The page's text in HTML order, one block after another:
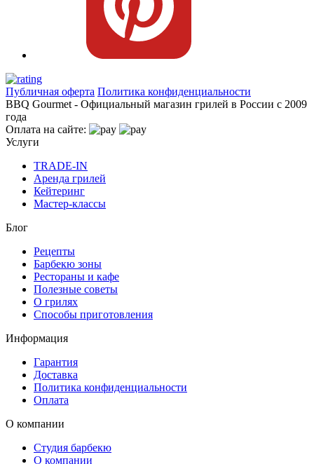
Публичная оферта Политика конфиденциальности
BBQ Gourmet - Официальный магазин грилей в России с 2009
года
Оплата на сайте:
Услуги
TRADE-IN
Аренда грилей
Кейтеринг
Мастер-классы
Блог
Рецепты
Барбекю зоны
Рестораны и кафе
Полезные советы
О грилях
Способы приготовления
Информация
Гарантия
Доставка
Политика конфиденциальности
Оплата
О компании
Студия барбекю
О компании